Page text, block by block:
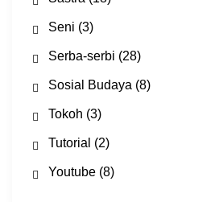
Seni (3)
Serba-serbi (28)
Sosial Budaya (8)
Tokoh (3)
Tutorial (2)
Youtube(8)